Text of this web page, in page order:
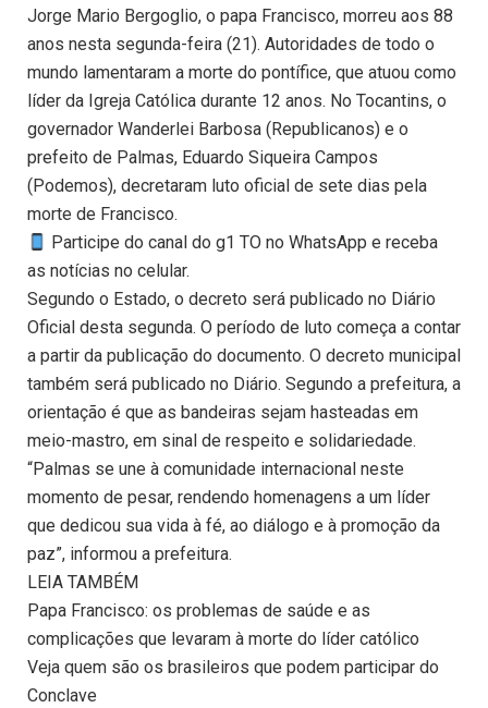
Jorge Mario Bergoglio, o papa Francisco, morreu aos 88
anos nesta segunda-feira (21). Autoridades de todo o
mundo lamentaram a morte do pontífice, que atuou como
líder da Igreja Católica durante 12 anos. No Tocantins, o
governador Wanderlei Barbosa (Republicanos) e o
prefeito de Palmas, Eduardo Siqueira Campos
(Podemos), decretaram luto oficial de sete dias pela
morte de Francisco.
Participe do canal do g1 TO no WhatsApp e receba
as notícias no celular.
Segundo o Estado, o decreto será publicado no Diário
Oficial desta segunda. O período de luto começa a contar
a partir da publicação do documento. O decreto municipal
também será publicado no Diário. Segundo a prefeitura, a
orientação é que as bandeiras sejam hasteadas em
meio-mastro, em sinal de respeito e solidariedade.
“Palmas se une à comunidade internacional neste
momento de pesar, rendendo homenagens a um líder
que dedicou sua vida à fé, ao diálogo e à promoção da
paz”, informou a prefeitura.
LEIA TAMBÉM
Papa Francisco: os problemas de saúde e as
complicações que levaram à morte do líder católico
Veja quem são os brasileiros que podem participar do
Conclave